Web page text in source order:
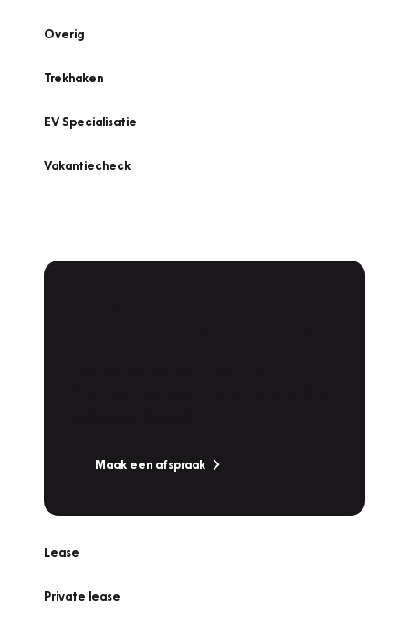
Overig
Trekhaken
EV Specialisatie
Vakantiecheck
Maak een afspraak
Lease
Private lease